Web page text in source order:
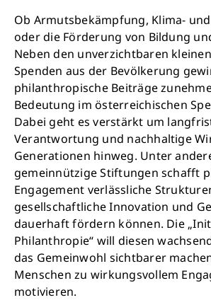
Ob Armutsbekämpfung, Klima-
oder die Förderung von Bildung
Neben den unverzichtbaren
Spenden aus der Bevölkerung
philanthropische Beiträge
Bedeutung im österreichischen
Dabei geht es verstärkt um
Verantwortung und nachhaltige
Generationen hinweg. Unter
gemeinnützige Stiftungen schafft
Engagement verlässliche
gesellschaftliche Innovation und
dauerhaft fördern können. Die
Philanthropie“ will diesen
das Gemeinwohl sichtbarer
Menschen zu wirkungsvollem
motivieren.